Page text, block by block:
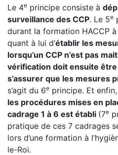
Le 4e principe consiste à
surveillance des CCP. Le 5e
durant la formation HACCP
quant à lui d’établir les
lorsqu’un CCP n’est pas
vérification doit ensuite
s’assurer que les mesures
s’agit du 6e principe. Et enfin,
les procédures mises en
cadrage 1 à 6 est établi (7e
pratique de ces 7 cadrages
lors d’une formation à
le-Roi.